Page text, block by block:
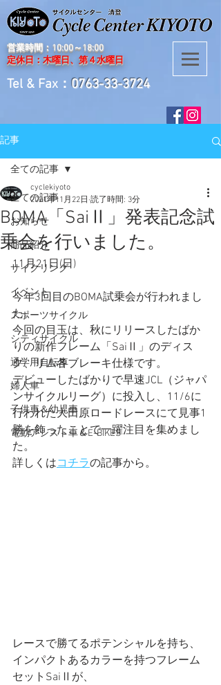
営業時間：10:00～18:00
定休日：木曜日、第４水曜日
Tel & Fax： 0763-33-3724
記事
全ての記事
お知らせ
商品紹介
サイクリング
イベント
スポーツサイクル
シティサイクル
通学用自転車
婦人車
子供車＆幼児車
電動アシスト車＆E-BIKES
全ての記事
BOMA「SaiⅡ」発表記念試
乗会を行いました。
cyclekiyoto
2021年11月22日 読了時間: 3分
11月21日(日)
今年3回目のBOMA試乗会が行われまし
た。
今回の目玉は、秋にリリースしたばか
りの新作フレーム「SaiⅡ」のディス
ク、リム各ブレーキ仕様です。
デビューしたばかりで早速JCL（ジャパ
ンサイクルリーグ）に投入し、11/6に
行われた大田原ロードレースにて見事1
勝を飾ったことで一躍注目を集めまし
た。
詳しくはコチラの記事から。
レースで勝てるポテンシャルを持ち、
インパクトあるカラーを持つフレーム
セットSaiⅡが、